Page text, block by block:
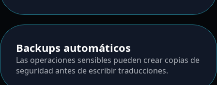
Backups automáticos
Las operaciones sensibles pueden crear copias de
seguridad antes de escribir traducciones.